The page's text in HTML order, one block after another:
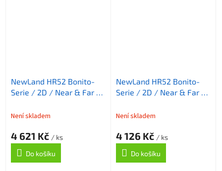
NewLand HR52 Bonito-
Serie / 2D / Near & Far /
/ černá
Není skladem
4 621 Kč / ks
Do košíku
NewLand HR52 Bonito-
Serie / 2D / Near & Far /
černá
Není skladem
4 126 Kč / ks
Do košíku